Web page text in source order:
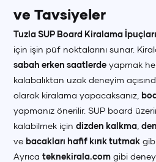
ve Tavsiyeler
Tuzla SUP Board Kiralama İpuçları
için işin püf noktalarını sunar.
sabah erken saatlerde yapmak
kalabalıktan uzak deneyim
olarak kiralama yapacaksanız,
yapmanız önerilir. SUP board
kalabilmek içindizden kalkma ,
ve bacakları hafif kırık tutmak
Ayrıcateknekirala.com gibi